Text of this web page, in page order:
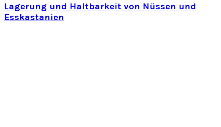
Lagerung und Haltbarkeit von Nüssen und
Esskastanien